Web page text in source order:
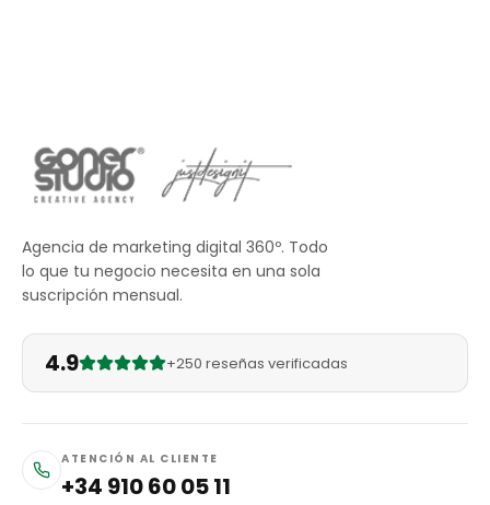
Agencia de marketing digital 360º. Todo
lo que tu negocio necesita en una sola
suscripción mensual.
4.9 +250 reseñas verificadas
ATENCIÓN AL CLIENTE
+34 910 60 05 11